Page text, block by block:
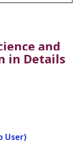
and
in Details
User)